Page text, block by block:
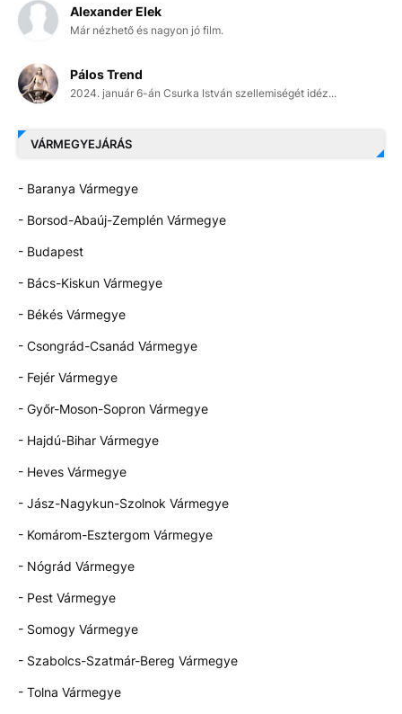
Alexander Elek
Már nézhető és nagyon jó film.
Pálos Trend
2024. január 6-án Csurka István szellemiségét idéz...
VÁRMEGYEJÁRÁS
- Baranya Vármegye
- Borsod-Abaúj-Zemplén Vármegye
- Budapest
- Bács-Kiskun Vármegye
- Békés Vármegye
- Csongrád-Csanád Vármegye
- Fejér Vármegye
- Győr-Moson-Sopron Vármegye
- Hajdú-Bihar Vármegye
- Heves Vármegye
- Jász-Nagykun-Szolnok Vármegye
- Komárom-Esztergom Vármegye
- Nógrád Vármegye
- Pest Vármegye
- Somogy Vármegye
- Szabolcs-Szatmár-Bereg Vármegye
- Tolna Vármegye